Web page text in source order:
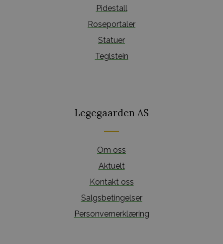
Pidestall
Roseportaler
Statuer
Teglstein
Legegaarden AS
Om oss
Aktuelt
Kontakt oss
Salgsbetingelser
Personvernerklæring